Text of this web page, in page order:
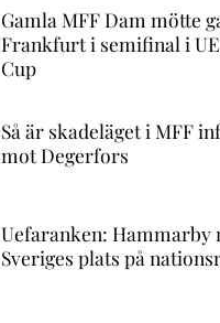
Gamla MFF Dam mötte
Frankfurt i semifinal i
Cup
Så är skadeläget i MFF
mot Degerfors
Uefaranken: Hammarby
Sveriges plats på